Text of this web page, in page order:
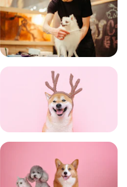
お手入れ
グッズ